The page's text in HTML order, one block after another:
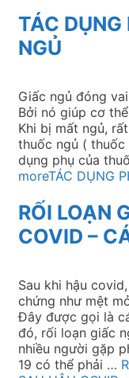
TÁC
NGỦ
Giấc ngủ đóng
Bởi nó giúp cơ
Khi bị mất ngủ,
thuốc ngủ (
dụng phụ của
moreTÁC DỤNG
RỐI LOẠN
COVID –
Sau khi hậu
chứng như mệt
Đây được gọi là
đó, rối loạn giấc
nhiều người gặp
19 có thể phải …